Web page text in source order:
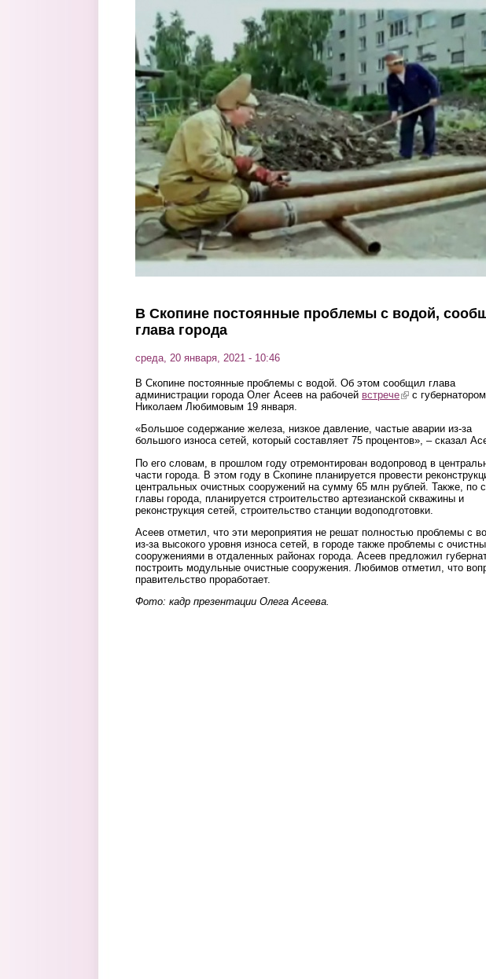
В Скопине постоянные проблемы с водой,
глава города
среда, 20 января, 2021 - 10:46
В Скопине постоянные проблемы с водой. Об этом сообщил глава
администрации города Олег Асеев на рабочей встрече(link is external)
с губернатором
Николаем Любимовым 19 января.
«Большое содержание железа, низкое давление, частые аварии из-за
большого износа сетей, который составляет 75 процентов», – сказал
По его словам, в прошлом году отремонтирован водопровод в
части города. В этом году в Скопине планируется провести
центральных очистных сооружений на сумму 65 млн рублей. Также, по
главы города, планируется строительство артезианской скважины и
реконструкция сетей, строительство станции водоподготовки.
Асеев отметил, что эти мероприятия не решат полностью проблемы с
из-за высокого уровня износа сетей, в городе также проблемы с
сооружениями в отдаленных районах города. Асеев предложил
построить модульные очистные сооружения. Любимов отметил, что
правительство проработает.
Фото: кадр презентации Олега Асеева.